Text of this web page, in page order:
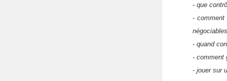
- que
- comment
- quand
- comment
- jouer sur